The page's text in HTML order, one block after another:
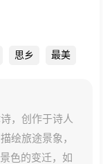
思乡 最美
，创作于诗人
绘旅途景象，
色的变迁，如